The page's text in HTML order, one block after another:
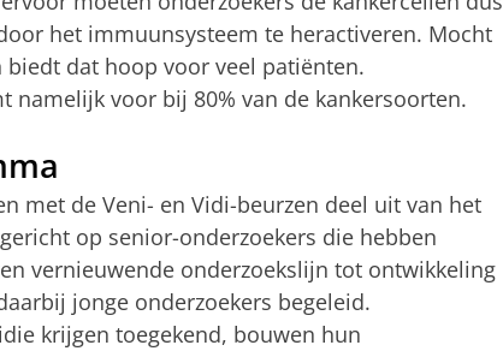
het immuunsysteem te heractiveren. Mocht
dat hoop voor veel patiënten.
namelijk voor bij 80% van de kankersoorten.
met de Veni- en Vidi-beurzen deel uit van het
op senior-onderzoekers die hebben
vernieuwende onderzoekslijn tot ontwikkeling
jonge onderzoekers begeleid.
krijgen toegekend, bouwen hun